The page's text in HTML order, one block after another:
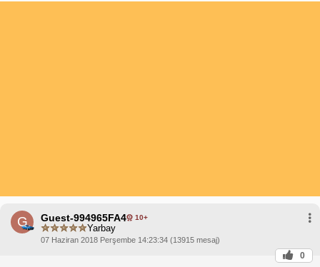
G Guest-994965FA4 10+
Yarbay
07 Haziran 2018 Perşembe 14:23:34 (13915 mesaj)
0